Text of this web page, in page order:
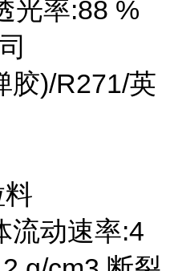
光率:88 %
胶)/R271/英
流动速率:4